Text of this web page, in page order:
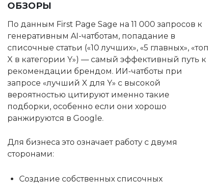
ОБЗОРЫ
По данным First Page Sage на 11 000 запросов к
генеративным AI-чатботам, попадание в
списочные статьи («10 лучших», «5 главных», «топ
X в категории Y») — самый эффективный путь к
рекомендации брендом. ИИ-чатботы при
запросе «лучший X для Y» с высокой
вероятностью цитируют именно такие
подборки, особенно если они хорошо
ранжируются в Google.
Для бизнеса это означает работу с двумя
сторонами:
Создание собственных списочных